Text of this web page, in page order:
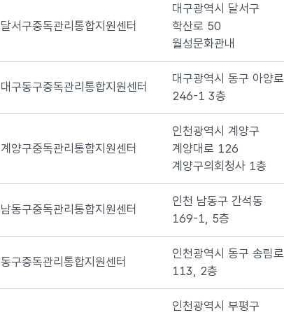
달서구중독관리통합지원센터
대구광역시 달서구
학산로 50
월성문화관내
대구동구중독관리통합지원센터
대구광역시 동구 아양로
246-1 3층
계양구중독관리통합지원센터
인천광역시 계양구
계양대로 126
계양구의회청사 1층
남동구중독관리통합지원센터
인천 남동구 간석동
169-1, 5층
동구중독관리통합지원센터
인천광역시 동구 송림로
113, 2층
인천광역시 부평구